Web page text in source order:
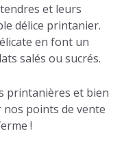
et leurs
délice printanier.
en font un
salés ou sucrés.
printanières et bien
points de vente
!